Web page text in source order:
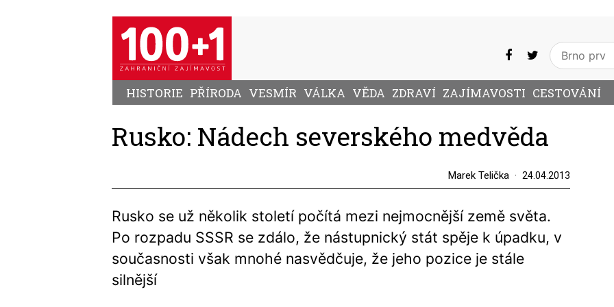
HISTORIE PŘÍRODA VESMÍR VÁLKA VĚDA ZDRAVÍ ZAJÍMAVOSTI CESTOVÁNÍ
Rusko: Nádech severského medvěda
Marek Telička 24.04.2013
Rusko se už několik století počítá mezi nejmocnější země světa.
Po rozpadu SSSR se zdálo, že nástupnický stát spěje k úpadku, v
současnosti však mnohé nasvědčuje, že jeho pozice je stále
silnější